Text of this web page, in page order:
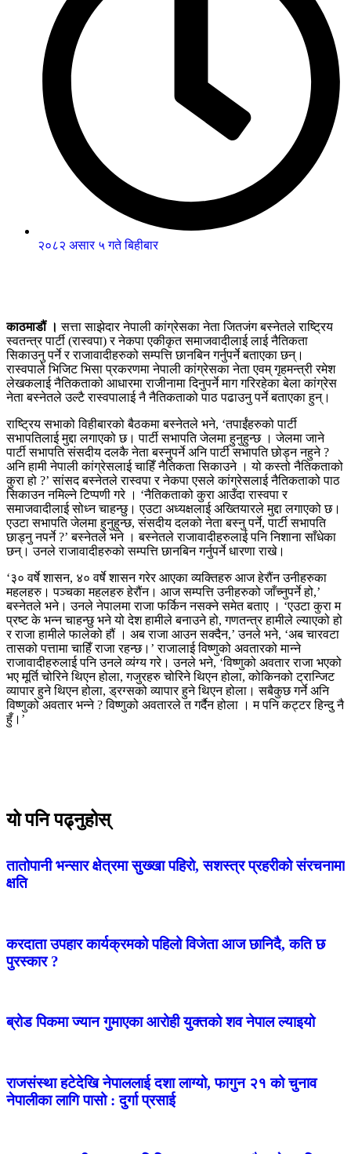
२०८२ असार ५ गते बिहीबार
काठमाडौं । सत्ता साझेदार नेपाली कांग्रेसका नेता जितजंग बस्नेतले राष्ट्रिय
स्वतन्त्र पार्टी (रास्वपा) र नेकपा एकीकृत समाजवादीलाई लाई नैतिकता
सिकाउनु पर्ने र राजावादीहरुको सम्पत्ति छानबिन गर्नुपर्ने बताएका छन्।
रास्वपाले भिजिट भिसा प्रकरणमा नेपाली कांग्रेसका नेता एवम् गृहमन्त्री रमेश
लेखकलाई नैतिकताको आधारमा राजीनामा दिनुपर्ने माग गरिरहेका बेला कांग्रेस
नेता बस्नेतले उल्टै रास्वपालाई नै नैतिकताको पाठ पढाउनु पर्ने बताएका हुन्।
राष्ट्रिय सभाको विहीबारको बैठकमा बस्नेतले भने, ‘तपाईंहरुको पार्टी
सभापतिलाई मुद्दा लगाएको छ। पार्टी सभापति जेलमा हुनुहुन्छ । जेलमा जाने
पार्टी सभापति संसदीय दलकै नेता बस्नुपर्ने अनि पार्टी सभापति छोड्न नहुने ?
अनि हामी नेपाली कांग्रेसलाई चाहिँ नैतिकता सिकाउने । यो कस्तो नैतिकताको
कुरा हो ?’ सांसद बस्नेतले रास्वपा र नेकपा एसले कांग्रेसलाई नैतिकताको पाठ
सिकाउन नमिल्ने टिप्पणी गरे । ‘नैतिकताको कुरा आउँदा रास्वपा र
समाजवादीलाई सोध्न चाहन्छु। एउटा अध्यक्षलाई अख्तियारले मुद्दा लगाएको छ।
एउटा सभापति जेलमा हुनुहुन्छ, संसदीय दलको नेता बस्नु पर्ने, पार्टी सभापति
छाड्नु नपर्ने ?’ बस्नेतले भने । बस्नेतले राजावादीहरुलाई पनि निशाना साँधेका
छन्। उनले राजावादीहरुको सम्पत्ति छानबिन गर्नुपर्ने धारणा राखे।
‘३० वर्षे शासन, ४० वर्षे शासन गरेर आएका व्यक्तिहरु आज हेरौंन उनीहरुका
महलहरु। पञ्चका महलहरु हेरौंन। आज सम्पत्ति उनीहरुको जाँच्नुपर्ने हो,’
बस्नेतले भने। उनले नेपालमा राजा फर्किन नसक्ने समेत बताए । ‘एउटा कुरा म
प्रष्ट के भन्न चाहन्छु भने यो देश हामीले बनाउने हो, गणतन्त्र हामीले ल्याएको हो
र राजा हामीले फालेको हौं । अब राजा आउन सक्दैन,’ उनले भने, ‘अब चारवटा
तासको पत्तामा चाहिँ राजा रहन्छ।’ राजालाई विष्णुको अवतारको मान्ने
राजावादीहरुलाई पनि उनले व्यंग्य गरे। उनले भने, ‘विष्णुको अवतार राजा भएको
भए मूर्ति चोरिने थिएन होला, गजुरहरु चोरिने थिएन होला, कोकिनको ट्रान्जिट
व्यापार हुने थिएन होला, ड्रग्सको व्यापार हुने थिएन होला। सबैकुछ गर्ने अनि
विष्णुको अवतार भन्ने ? विष्णुको अवतारले त गर्दैन होला । म पनि कट्टर हिन्दु नै
हुँ।’
यो पनि पढ्नुहोस्
तातोपानी भन्सार क्षेत्रमा सुख्खा पहिरो, सशस्त्र प्रहरीको संरचनामा
क्षति
करदाता उपहार कार्यक्रमको पहिलो विजेता आज छानिदै, कति छ
पुरस्कार ?
ब्रोड पिकमा ज्यान गुमाएका आरोही युक्तको शव नेपाल ल्याइयो
राजसंस्था हटेदेखि नेपाललाई दशा लाग्यो, फागुन २१ को चुनाव
नेपालीका लागि पासो : दुर्गा प्रसाई